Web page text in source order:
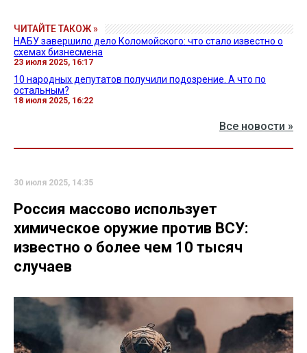
ЧИТАЙТЕ ТАКОЖ »
НАБУ завершило дело Коломойского: что стало известно о
схемах бизнесмена
23 июля 2025, 16:17
10 народных депутатов получили подозрение. А что по
остальным?
18 июля 2025, 16:22
Все новости »
30 июля 2025, 14:35
Россия массово использует
химическое оружие против ВСУ:
известно о более чем 10 тысяч
случаев